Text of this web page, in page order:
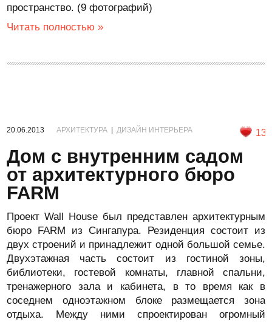
пространство. (9 фотографий)
Читать полностью »
20.06.2013 АРХИТЕКТУРА |ДИЗАЙН ИНТЕРЬЕРА 13
Дом с внутренним садом
от архитектурного бюро
FARM
Проект Wall House был представлен архитектурным
бюро FARM из Сингапура. Резиденция состоит из
двух строений и принадлежит одной большой семье.
Двухэтажная часть состоит из гостиной зоны,
библиотеки, гостевой комнаты, главной спальни,
тренажерного зала и кабинета, в то время как в
соседнем одноэтажном блоке размещается зона
отдыха. Между ними спроектирован огромный